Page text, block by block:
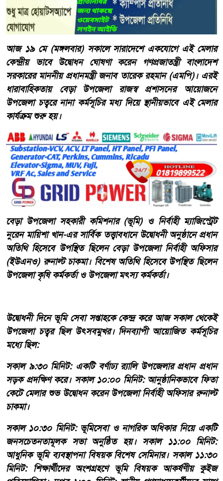
​আজ ১৯ মে (মঙ্গলবার) সকালে সারাদেশে একযোগে এই মেলার
কেন্দ্রীয় ভাবে উদ্বোধন ঘোষণা করেন গণপ্রজাতন্ত্রী বাংলাদেশ
সরকারের মাননীয় প্রধানমন্ত্রী জনাব তারেক রহমান (এমপি)। এরই
ধারাবাহিকতায় বেড়া উপজেলা রাজস্ব প্রশাসনের আয়োজনে
উপজেলা চত্বরে নানা কর্মসূচির মধ্য দিয়ে স্থানীয়ভাবে এই মেলার
কার্যক্রম শুরু হয়।
​বেড়া উপজেলা সহকারী কমিশনার (ভূমি) ও নির্বাহী ম্যাজিস্ট্রেট
নুরেন মায়িশা খান-এর সার্বিক তত্ত্বাবধানে উদ্বোধনী অনুষ্ঠানে প্রধান
অতিথি হিসেবে উপস্থিত ছিলেন বেড়া উপজেলা নির্বাহী অফিসার
(ইউএনও) রুনাল্ট চাকমা। বিশেষ অতিথি হিসেবে উপস্থিত ছিলেন
উপজেলা কৃষি কর্মকর্তা ও উপজেলা মৎস্য কর্মকর্তা।
​উদ্বোধনী দিনে ​ভূমি সেবা সপ্তাহকে কেন্দ্র করে আজ সকাল থেকেই
উপজেলা চত্বর ছিল উৎসবমুখর। দিনব্যাপী আয়োজিত কর্মসূচির
মধ্যে ছিল:
​সকাল ৯:৩০ মিনিট: একটি বর্ণাঢ্য র‍্যালি উপজেলার প্রধান প্রধান
সড়ক প্রদক্ষিণ করে। ​সকাল ১০:০০ মিনিট: আনুষ্ঠানিকভাবে ফিতা
কেটে মেলার শুভ উদ্বোধন করেন উপজেলা নির্বাহী অফিসার রুনাল্ট
চাকমা।
​সকাল ১০:৩০ মিনিট: ভূমিসেবা ও নাগরিক অধিকার নিয়ে একটি
জনসচেতনতামূলক সভা অনুষ্ঠিত হয়। ​সকাল ১১:০০ মিনিট:
আধুনিক ভূমি ব্যবস্থাপনা বিষয়ক বিশেষ সেমিনার। ​সকাল ১১:৩০
মিনিট: শিক্ষার্থীদের অংশগ্রহণে ভূমি বিষয়ক আকর্ষণীয় কুইজ